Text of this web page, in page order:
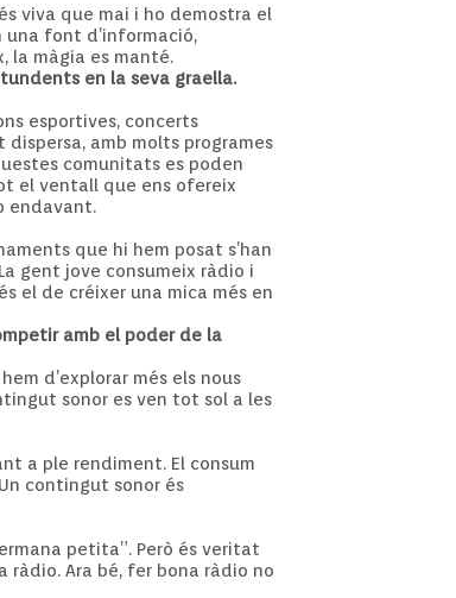
viva que mai i ho demostra el
una font d’informació,
la màgia es manté.
en la seva graella.
esportives, concerts
amb molts programes
comunitats es poden
el ventall que ens ofereix
endavant.
que hi hem posat s’han
gent jove consumeix ràdio i
el de créixer una mica més en
amb el poder de la
d’explorar més els nous
sonor es ven tot sol a les
a ple rendiment. El consum
contingut sonor és
petita”. Però és veritat
Ara bé, fer bona ràdio no